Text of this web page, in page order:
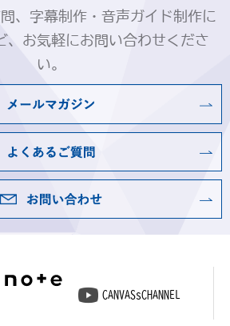
、字幕制作・音声ガイド制作に
、お気軽にお問い合わせくださ
い。
CANVASsCHANNEL